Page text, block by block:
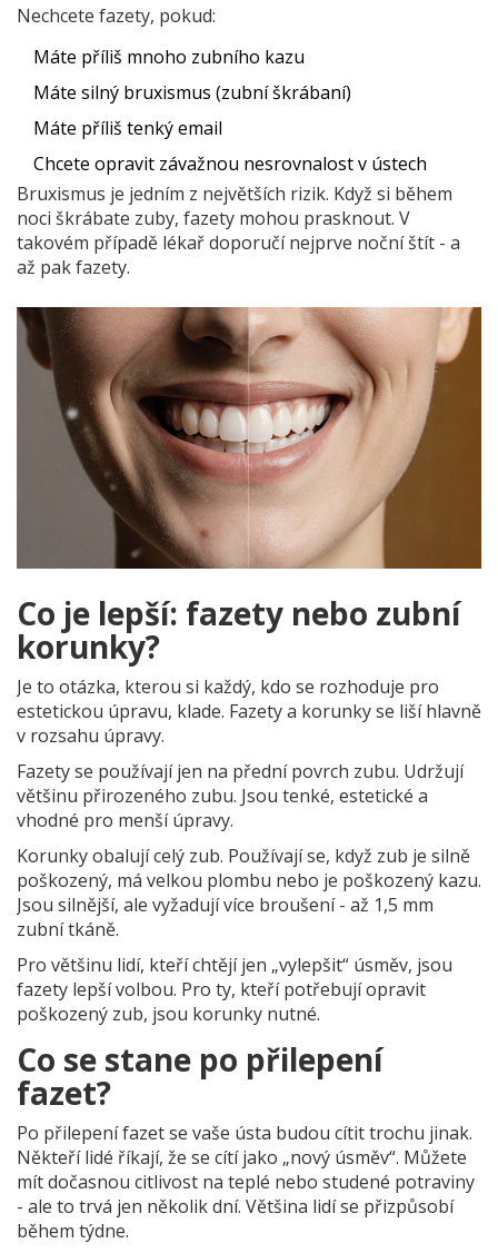
Nechcete fazety, pokud:
Máte příliš mnoho zubního kazu
Máte silný bruxismus (zubní škrábaní)
Máte příliš tenký email
Chcete opravit závažnou nesrovnalost v ústech
Bruxismus je jedním z největších rizik. Když si během
noci škrábate zuby, fazety mohou prasknout. V
takovém případě lékař doporučí nejprve noční štít - a
až pak fazety.
Co je lepší: fazety nebo zubní
korunky?
Je to otázka, kterou si každý, kdo se rozhoduje pro
estetickou úpravu, klade. Fazety a korunky se liší hlavně
v rozsahu úpravy.
Fazety se používají jen na přední povrch zubu. Udržují
většinu přirozeného zubu. Jsou tenké, estetické a
vhodné pro menší úpravy.
Korunky obalují celý zub. Používají se, když zub je silně
poškozený, má velkou plombu nebo je poškozený kazu.
Jsou silnější, ale vyžadují více broušení - až 1,5 mm
zubní tkáně.
Pro většinu lidí, kteří chtějí jen „vylepšit“ úsměv, jsou
fazety lepší volbou. Pro ty, kteří potřebují opravit
poškozený zub, jsou korunky nutné.
Co se stane po přilepení
fazet?
Po přilepení fazet se vaše ústa budou cítit trochu jinak.
Někteří lidé říkají, že se cítí jako „nový úsměv“. Můžete
mít dočasnou citlivost na teplé nebo studené potraviny
- ale to trvá jen několik dní. Většina lidí se přizpůsobí
během týdne.